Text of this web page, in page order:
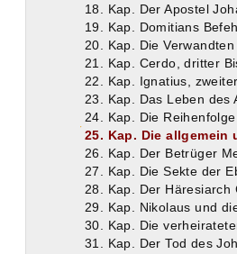
20. Kap. Die
23. Kap. Das Leben des
24. Kap. Die
26. Kap. Der Betrüger
27. Kap. Die Sekte der
28. Kap. Der Häresiarch
30. Kap. Die